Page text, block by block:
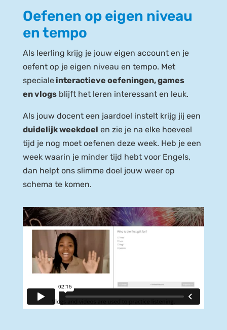
Oefenen op eigen niveau
en tempo
Als leerling krijg je jouw eigen account en je
oefent op je eigen niveau en tempo. Met
specialeinteractieve oefeningen, games
en vlogsblijft het leren interessant en leuk.
Als jouw docent een jaardoel instelt krijg jij een
duidelijk weekdoel en zie je na elke hoeveel
tijd je nog moet oefenen deze week. Heb je een
week waarin je minder tijd hebt voor Engels,
dan helpt ons slimme doel jouw weer op
schema te komen.